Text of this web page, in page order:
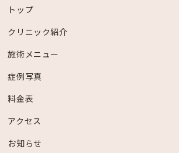
トップ
クリニック紹介
施術メニュー
症例写真
料金表
アクセス
お知らせ